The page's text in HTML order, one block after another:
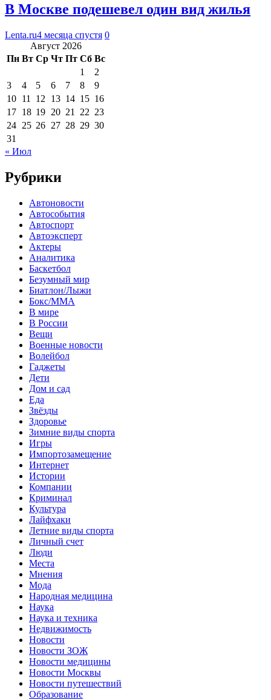
В Москве подешевел один вид жилья
Lenta.ru4 месяца спустя 0
Август 2026
Пн Вт Ср Чт Пт Сб Вс
1
2
3
4 5 6 7 8
9
10 11 12 13 14 15 16
17 18 19 20 21 22 23
24 25 26 27 28 29 30
31
« Июл
Рубрики
Автоновости
Автособытия
Автоспорт
Автоэксперт
Актеры
Аналитика
Баскетбол
Безумный мир
Биатлон/Лыжи
Бокс/MMA
В мире
В России
Вещи
Военные новости
Волейбол
Гаджеты
Дети
Дом и сад
Еда
Звёзды
Здоровье
Зимние виды спорта
Игры
Импортозамещение
Интернет
Истории
Компании
Криминал
Культура
Лайфхаки
Летние виды спорта
Личный счет
Люди
Места
Мнения
Мода
Народная медицина
Наука
Наука и техника
Недвижимость
Новости
Новости ЗОЖ
Новости медицины
Новости Москвы
Новости путешествий
Образование